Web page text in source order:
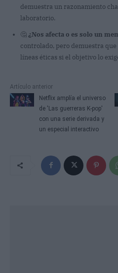
demuestra un razonamiento
laboratorio.
🤔¿Nos afecta o es solo un
controlado, pero demuestra
líneas éticas si el objetivo lo
Artículo anterior
Netflix amplía el universo
de 'Las guerreras K-pop'
con una serie derivada y
un especial interactivo